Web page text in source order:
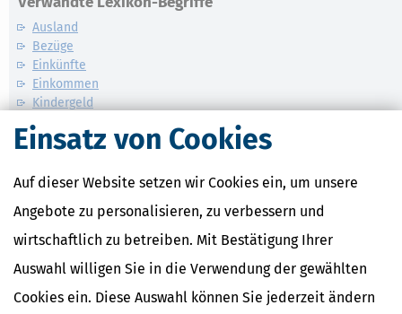
Einsatz von Cookies
Auf dieser Website setzen wir Cookies ein, um unsere
Angebote zu personalisieren, zu verbessern und
wirtschaftlich zu betreiben. Mit Bestätigung Ihrer
Auswahl willigen Sie in die Verwendung der gewählten
Cookies ein. Diese Auswahl können Sie jederzeit ändern
Ausland
Bezüge
Einkünfte
Einkommen
Kindergeld
Weitere News zum Thema